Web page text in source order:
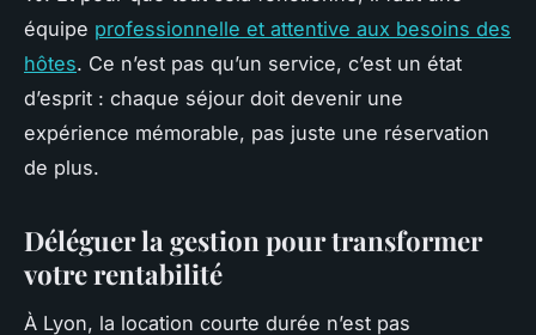
équipe professionnelle et attentive aux besoins des
hôtes. Ce n’est pas qu’un service, c’est un état
d’esprit : chaque séjour doit devenir une
expérience mémorable, pas juste une réservation
de plus.
Déléguer la gestion pour transformer
votre rentabilité
À Lyon, la location courte durée n’est pas